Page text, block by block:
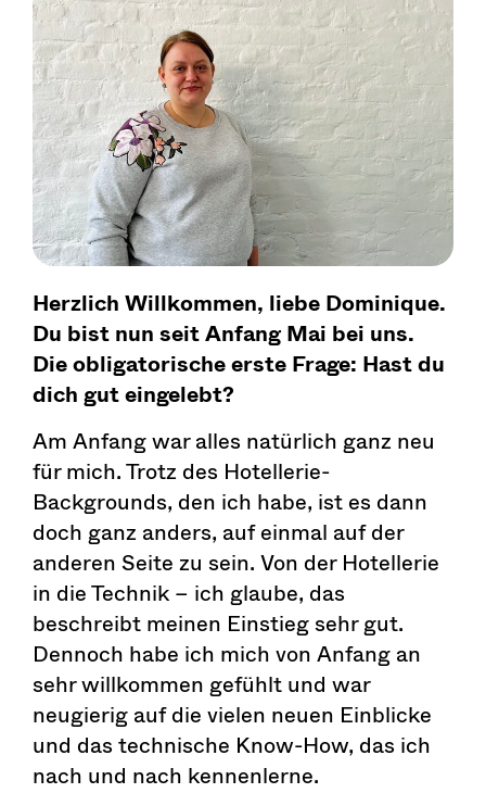
Herzlich Willkommen, liebe Dominique.
Du bist nun seit Anfang Mai bei uns.
Die obligatorische erste Frage: Hast du
dich gut eingelebt?
Am Anfang war alles natürlich ganz neu
für mich. Trotz des Hotellerie-
Backgrounds, den ich habe, ist es dann
doch ganz anders, auf einmal auf der
anderen Seite zu sein. Von der Hotellerie
in die Technik – ich glaube, das
beschreibt meinen Einstieg sehr gut.
Dennoch habe ich mich von Anfang an
sehr willkommen gefühlt und war
neugierig auf die vielen neuen Einblicke
und das technische Know-How, das ich
nach und nach kennenlerne.